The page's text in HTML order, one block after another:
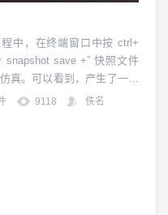
中，在终端窗口中按 ctrl+
save +” 快照文件
真。可以看到，产生了一个
照文件。1.2 继续仿真在 s
9118 佚名